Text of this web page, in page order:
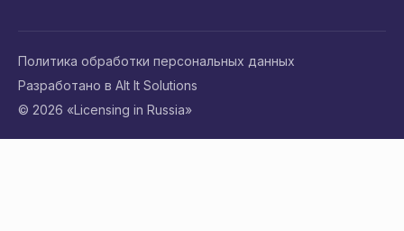
© 2026 «Licensing in Russia»
Политика обработки персональных данных
Разработано в Alt It Solutions